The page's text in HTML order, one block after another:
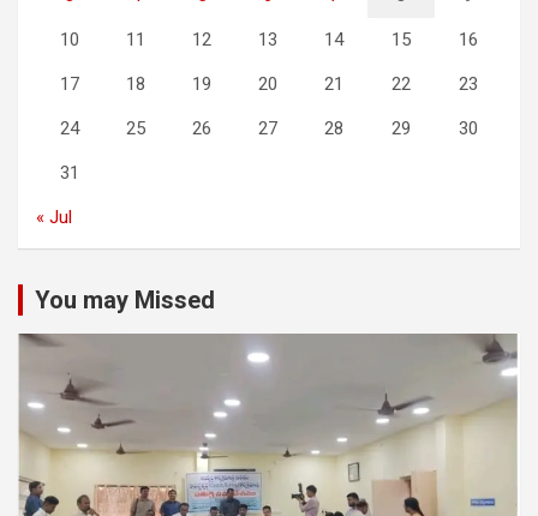
10 11 12 13 14 15 16
17 18 19 20 21 22 23
24 25 26 27 28 29 30
31
« Jul
You may Missed